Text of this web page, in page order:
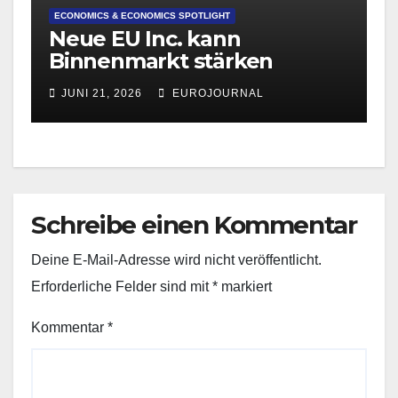
ECONOMICS & ECONOMICS SPOTLIGHT
Neue EU Inc. kann
Binnenmarkt stärken
JUNI 21, 2026 EUROJOURNAL
Schreibe einen Kommentar
Deine E-Mail-Adresse wird nicht veröffentlicht.
Erforderliche Felder sind mit* markiert
Kommentar *